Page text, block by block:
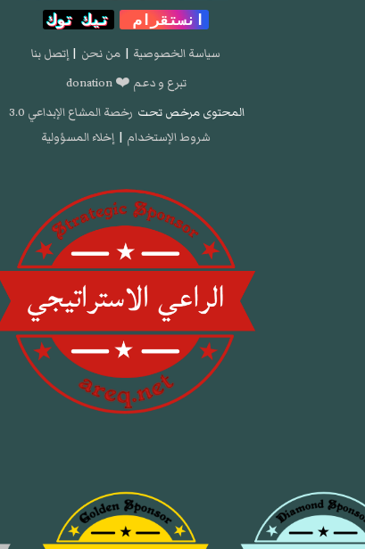
انستقرام
تيك توك
سياسة الخصوصية | من نحن | إتصل بنا
تبرع و دعم ❤️ donation
المحتوى مرخص تحت رخصة المشاع الإبداعي 3.0
شروط الإستخدام | إخلاء المسؤولية